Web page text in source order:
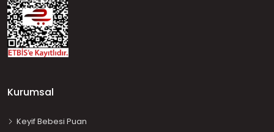
Kurumsal
Keyif Bebesi Puan